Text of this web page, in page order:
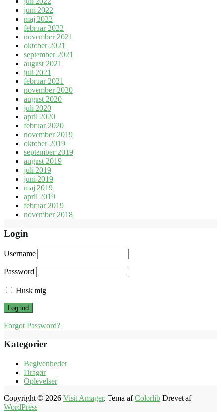
juni 2022
maj 2022
februar 2022
november 2021
oktober 2021
september 2021
august 2021
juli 2021
februar 2021
november 2020
august 2020
juli 2020
april 2020
februar 2020
november 2019
oktober 2019
september 2019
august 2019
juli 2019
juni 2019
maj 2019
april 2019
februar 2019
november 2018
Login
Username
Password
Husk mig
Forgot Password?
Kategorier
Begivenheder
Dragør
Oplevelser
Copyright © 2026 Visit Amager. Tema afColorlib Drevet af
WordPress